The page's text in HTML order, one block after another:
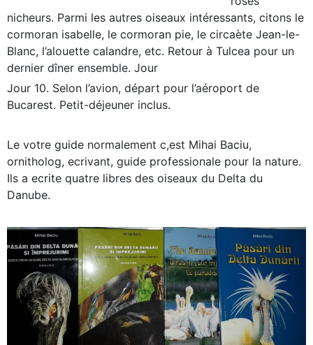
nicheurs. Parmi les autres oiseaux intéressants, citons le
cormoran isabelle, le cormoran pie, le circaète Jean-le-
Blanc, l’alouette calandre, etc. Retour à Tulcea pour un
dernier dîner ensemble. Jour
Jour 10. Selon l’avion, départ pour l’aéroport de
Bucarest. Petit-déjeuner inclus.
Le votre guide normalement c,est Mihai Baciu,
ornitholog, ecrivant, guide professionale pour la nature.
Ils a ecrite quatre libres des oiseaux du Delta du
Danube.